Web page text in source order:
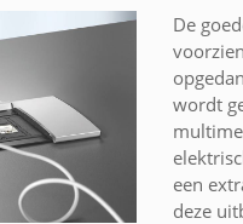
De
wordt
een
deze